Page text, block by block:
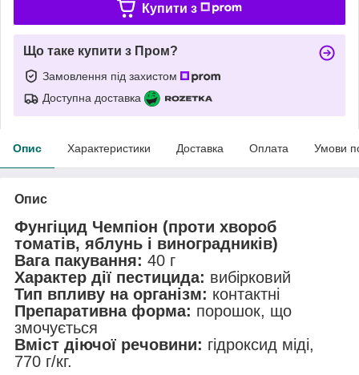
Купити з
Що таке купити з Пром?
Замовлення під захистом
Доступна доставка
Опис Характеристики Доставка Оплата Умови
Опис
Фунгіцид Чемпіон (проти хвороб
томатів, яблунь і виноградників)
Вага пакування: 40 г
Характер дії пестицида: вибірковий
Тип впливу на організм: контактні
Препаративна форма: порошок, що
змочується
Вміст діючої речовини: гідроксид міді,
770 г/кг.